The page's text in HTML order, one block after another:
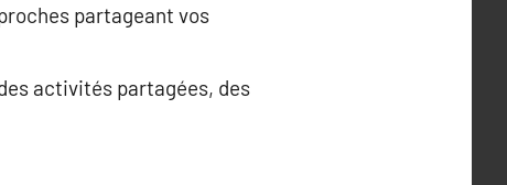
partageant vos
activités partagées, des